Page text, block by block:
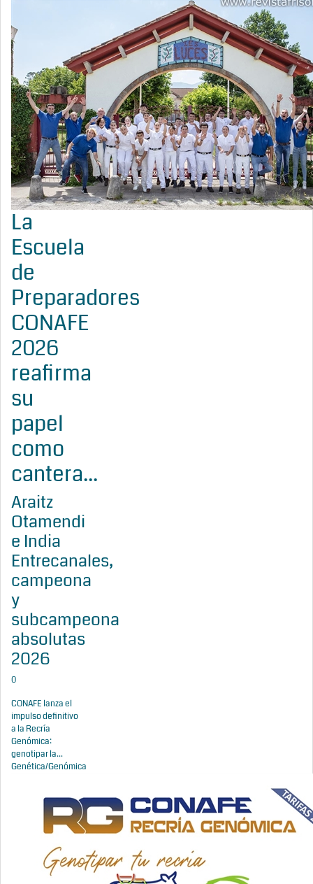
La
Escuela
de
Preparadores
CONAFE
2026
reafirma
su
papel
como
cantera...
Araitz
Otamendi
e India
Entrecanales,
campeona
y
subcampeona
absolutas
2026
0
CONAFE lanza el
impulso definitivo
a la Recría
Genómica:
genotipar la...
Genética/Genómica